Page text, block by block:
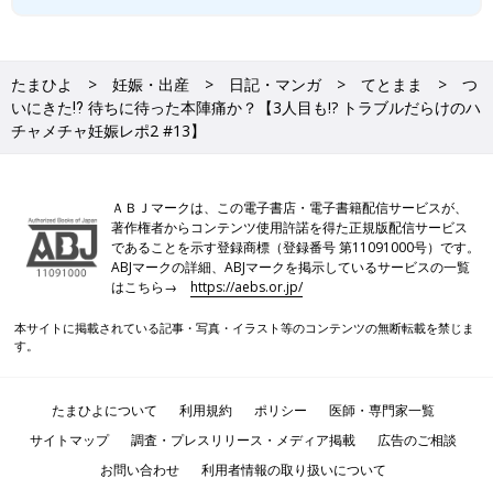
たまひよ 妊娠・出産 日記・マンガ てとまま
つ
いにきた⁉︎ 待ちに待った本陣痛か？【3人目も!? トラブルだらけのハ
チャメチャ妊娠レポ2 #13】
ＡＢＪマークは、この電子書店・電子書籍配信サービスが、
著作権者からコンテンツ使用許諾を得た正規版配信サービス
であることを示す登録商標（登録番号 第11091000号）です。
ABJマークの詳細、ABJマークを掲示しているサービスの一覧
はこちら→https://aebs.or.jp/
本サイトに掲載されている記事・写真・イラスト等のコンテンツの無断転載を禁じま
す。
たまひよについて 利用規約 ポリシー
医師・専門家一覧
サイトマップ
調査・プレスリリース・メディア掲載
広告のご相談
お問い合わせ
利用者情報の取り扱いについて